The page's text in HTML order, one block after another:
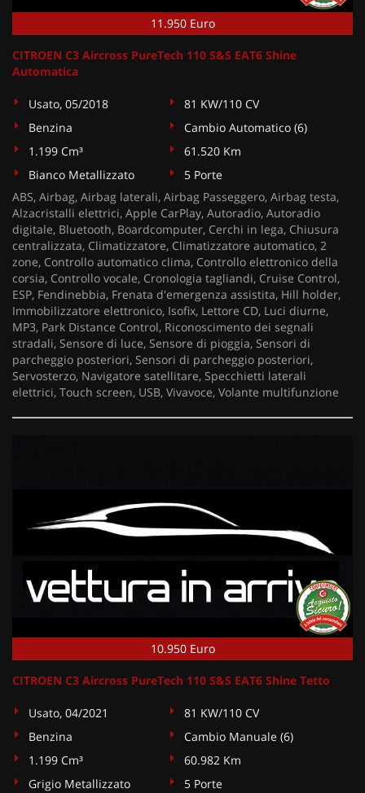
11.950 Euro
CITROEN C3 Aircross PureTech 110 S&S EAT6 Shine
Automatica
Usato, 05/2018
81 KW/110 CV
Benzina
Cambio Automatico (6)
1.199 Cm³
61.520 Km
Bianco Metallizzato
5 Porte
ABS, Airbag, Airbag laterali, Airbag Passeggero, Airbag testa,
Alzacristalli elettrici, Apple CarPlay, Autoradio, Autoradio
digitale, Bluetooth, Boardcomputer, Cerchi in lega, Chiusura
centralizzata, Climatizzatore, Climatizzatore automatico, 2
zone, Controllo automatico clima, Controllo elettronico della
corsia, Controllo vocale, Cronologia tagliandi, Cruise Control,
ESP, Fendinebbia, Frenata d'emergenza assistita, Hill holder,
Immobilizzatore elettronico, Isofix, Lettore CD, Luci diurne,
MP3, Park Distance Control, Riconoscimento dei segnali
stradali, Sensore di luce, Sensore di pioggia, Sensori di
parcheggio posteriori, Sensori di parcheggio posteriori,
Servosterzo, Navigatore satellitare, Specchietti laterali
elettrici, Touch screen, USB, Vivavoce, Volante multifunzione
10.950 Euro
CITROEN C3 Aircross PureTech 110 S&S EAT6 Shine Tetto
Usato, 04/2021
81 KW/110 CV
Benzina
Cambio Manuale (6)
1.199 Cm³
60.982 Km
Grigio Metallizzato
5 Porte